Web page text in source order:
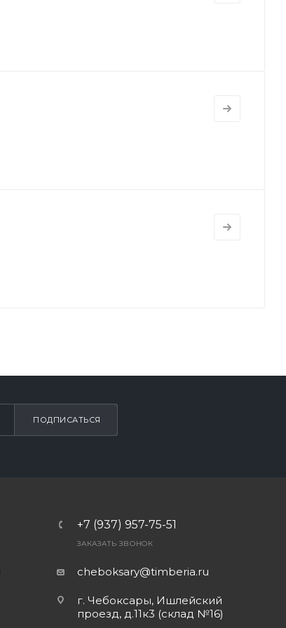
ПОДПИСАТЬСЯ
+7 (937) 957-75-51
ЗАКАЗАТЬ ЗВОНОК
cheboksary@timberia.ru
г. Чебоксары, Ишлейский
проезд, д.11к3 (склад №16)